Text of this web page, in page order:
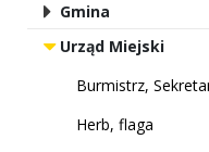
Gmina
Urząd Miejski
Burmistrz,
Herb, flaga